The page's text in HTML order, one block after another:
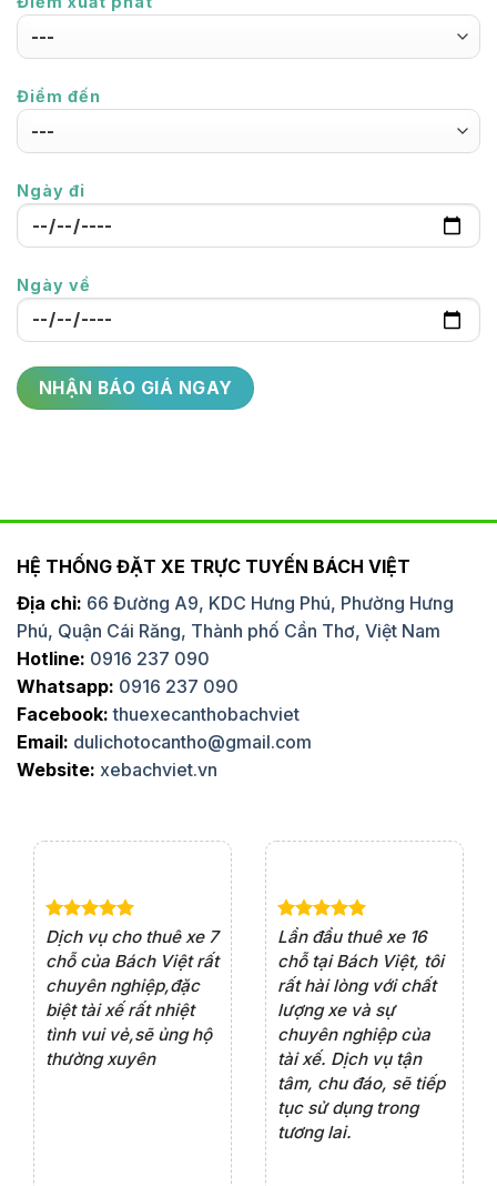
Điểm đến
Ngày đi
Ngày về
HỆ THỐNG ĐẶT XE TRỰC TUYẾN BÁCH VIỆT
Địa chỉ: 66 Đường A9, KDC Hưng Phú, Phường Hưng
Phú, Quận Cái Răng, Thành phố Cần Thơ, Việt Nam
Hotline: 0916 237 090
Whatsapp: 0916 237 090
Facebook: thuexecanthobachviet
Email: dulichotocantho@gmail.com
Website: xebachviet.vn
Dịch vụ cho thuê xe 7
chỗ của Bách Việt rất
chuyên nghiệp,đặc
biệt tài xế rất nhiệt
tình vui vẻ,sẽ ủng hộ
thường xuyên
Lần đầu thuê xe 16
chỗ tại Bách Việt, tôi
rất hài lòng với chất
lượng xe và sự
chuyên nghiệp của
tài xế. Dịch vụ tận
tâm, chu đáo, sẽ tiếp
tục sử dụng trong
tương lai.